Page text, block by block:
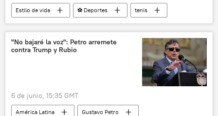
Estilo de vida ⚽ Deportes
tenis
Rusia
"No bajaré la voz": Petro arremete
contra Trump y Rubio
6 de junio, 15:35 GMT
América Latina
Gustavo Petro